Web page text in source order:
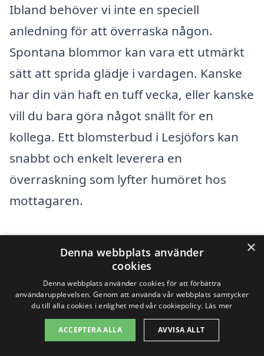
Ibland behöver vi inte en speciell
anledning för att överraska någon.
Spontana blommor kan vara ett utmärkt
sätt att sprida glädje i vardagen. Kanske
har din vän haft en tuff vecka, eller kanske
vill du bara göra något snällt för en
kollega. Ett blomsterbud i Lesjöfors kan
snabbt och enkelt leverera en
överraskning som lyfter humöret hos
mottagaren.
Vad kan ett blomsterbud
hjälpa dig med?
Leverans av blommor till olika tillfällen
som födelsedagar, bröllop, och
×
Denna webbplats använder
cookies
Denna webbplats använder cookies för att förbättra
användarupplevelsen. Genom att använda vår webbplats samtycker
du till alla cookies i enlighet med vår cookiepolicy. Läs mer
ACCEPTERA ALLA AVVISA ALLT